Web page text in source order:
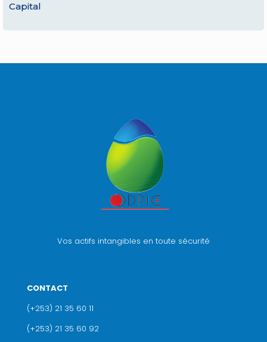
Capital
Vos actifs intangibles en toute sécurité
CONTACT
(+253) 21 35 60 11
(+253) 21 35 60 92